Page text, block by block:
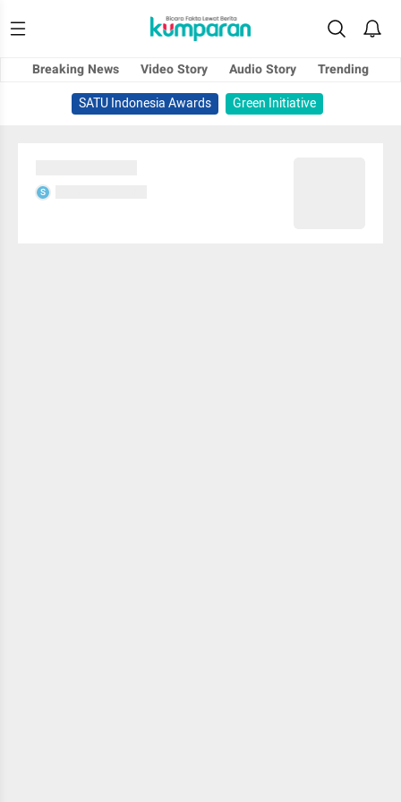
Breaking News Video Story Audio Story
Trending
SATU Indonesia Awards
Green Initiative
S